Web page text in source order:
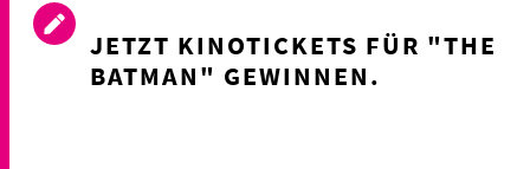
JETZT KINOTICKETS FÜR "THE
BATMAN" GEWINNEN.